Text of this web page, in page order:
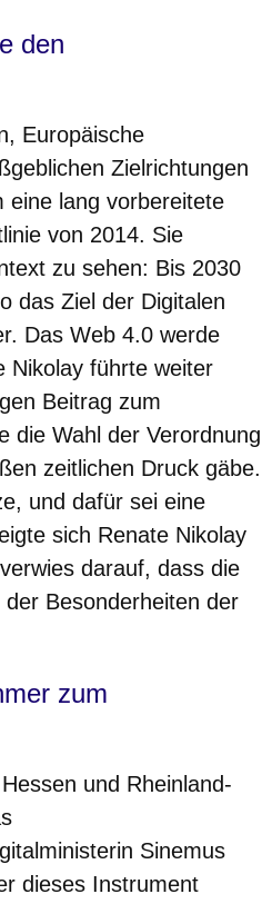
den
Europäische
Zielrichtungen
eine lang vorbereitete
von 2014. Sie
zu sehen: Bis 2030
das Ziel der Digitalen
Das Web 4.0 werde
Nikolay führte weiter
Beitrag zum
die Wahl der Verordnung
zeitlichen Druck gäbe.
und dafür sei eine
sich Renate Nikolay
darauf, dass die
Besonderheiten der
zum
und Rheinland-
Sinemus
dieses Instrument